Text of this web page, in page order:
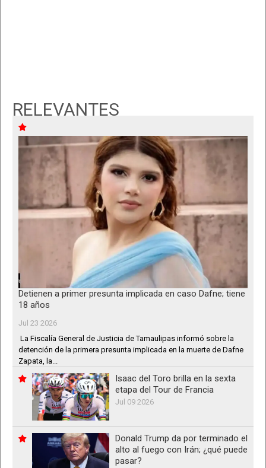
RELEVANTES
Detienen a primer presunta implicada en caso Dafne; tiene
18 años
Jul 23 2026
La Fiscalía General de Justicia de Tamaulipas informó sobre la
detención de la primera presunta implicada en la muerte de Dafne
Zapata, la...
Isaac del Toro brilla en la sexta
etapa del Tour de Francia
Jul 09 2026
Donald Trump da por terminado el
alto al fuego con Irán; ¿qué puede
pasar?